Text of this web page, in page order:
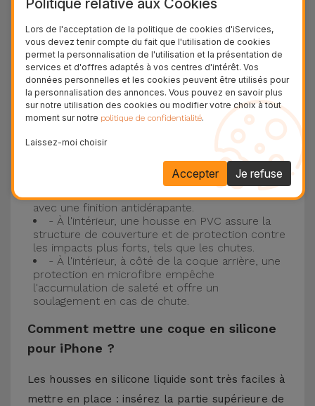
Protection à 3 couches avec coques en
silicone
Nos coques en silicone pour iPhone ont une
construction robuste et de qualité, avec une
construction à trois couches, pour éviter au
maximum les accidents et les casses !
- Une première couche de silicone liquide
donne de la couleur et une couverture
complète à la coque arrière et au bord latéral de
votre smartphone. C'est un matériau résistant,
avec une finition antidérapante.
- À l'intérieur, une housse en PVC assure la
structure de couverture et de protection contre
les impacts plus forts, tels que les chutes.
- À l'intérieur, à côté de la coque arrière, une
protection en microfibre empêche
l'accumulation de saleté et offre un
soulagement en cas de chute.
Comment mettre une coque en silicone
pour iPhone ?
Les housses en silicone liquide sont très faciles à
mettre en place : insérez la partie supérieure de
Lors de l'acceptation de la politique de cookies d'iServices,
vous devez tenir compte du fait que l'utilisation de cookies
permet la personnalisation de l'utilisation et la présentation de
services et d'offres adaptés à vos centres d'intérêt. Vos
données personnelles et les cookies peuvent être utilisés pour
la personnalisation des annonces. Vous pouvez en savoir plus
sur notre utilisation des cookies ou modifier votre choix à tout
moment sur notre politique de confidentialité.
Laissez-moi choisir
Je refuse
Accepter